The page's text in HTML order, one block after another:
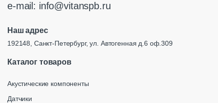
e-mail: info@vitanspb.ru
Наш адрес
192148, Санкт-Петербург, ул. Автогенная д.6 оф.309
Каталог товаров
Акустические компоненты
Датчики